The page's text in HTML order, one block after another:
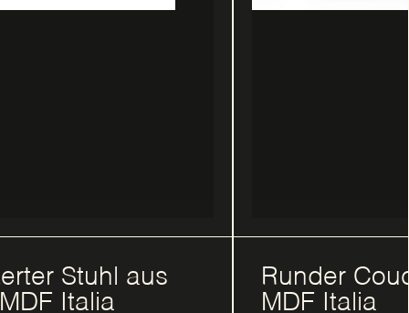
Stuhl aus
Italia
Runder
MDF Italia